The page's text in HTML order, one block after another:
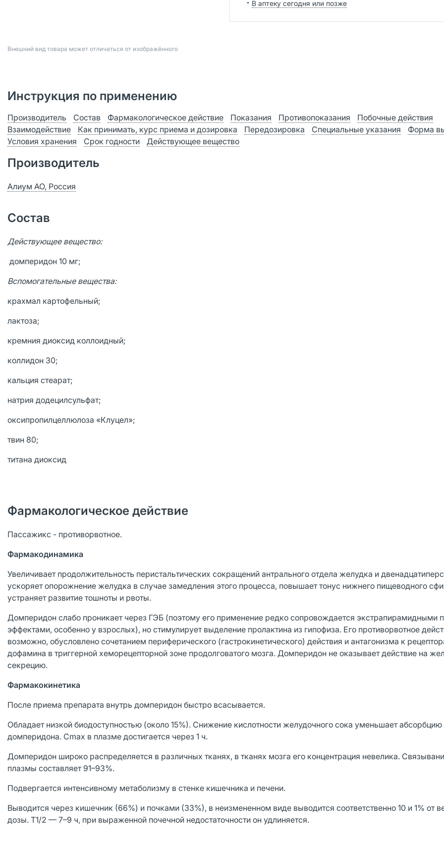
Bнешний вид товара может отличаться от изображённого
В аптеку сегодня или позже
Инструкция по применению
Производитель Состав Фармакологическое действие Показания Противопоказания
Побочные действия
Взаимодействие
Как принимать, курс приема и дозировка Передозировка Специальные указания
Форма
Условия хранения
Срок годности Действующее вещество
Производитель
Алиум АО, Россия
Состав
Действующее вещество:
домперидон 10 мг;
Вспомогательные вещества:
крахмал картофельный;
лактоза;
кремния диоксид коллоидный;
коллидон 30;
кальция стеарат;
натрия додецилсульфат;
оксипропилцеллюлоза «Клуцел»;
твин 80;
титана диоксид
Фармакологическое действие
Пассажикс - противорвотное.
Фармакодинамика
Увеличивает продолжительность перистальтических сокращений антрального отдела желудка и
ускоряет опорожнение желудка в случае замедления этого процесса, повышает тонус нижнего пищеводного
устраняет развитие тошноты и рвоты.
Домперидон слабо проникает через ГЭБ (поэтому его применение редко сопровождается экстрапирамидными
эффектами, особенно у взрослых), но стимулирует выделение пролактина из гипофиза. Его противорвотное
возможно, обусловлено сочетанием периферического (гастрокинетического) действия и антагонизма к
дофамина в триггерной хеморецепторной зоне продолговатого мозга. Домперидон не оказывает действие на
секрецию.
Фармакокинетика
После приема препарата внутрь домперидон быстро всасывается.
Обладает низкой биодоступностью (около 15%). Снижение кислотности желудочного сока уменьшает абсорбцию
домперидона. Cmax в плазме достигается через 1 ч.
Домперидон широко распределяется в различных тканях, в тканях мозга его концентрация невелика.
плазмы составляет 91–93%.
Подвергается интенсивному метаболизму в стенке кишечника и печени.
Выводится через кишечник (66%) и почками (33%), в неизмененном виде выводится соответственно 10 и 1% от
дозы. T1/2 — 7–9 ч, при выраженной почечной недостаточности он удлиняется.